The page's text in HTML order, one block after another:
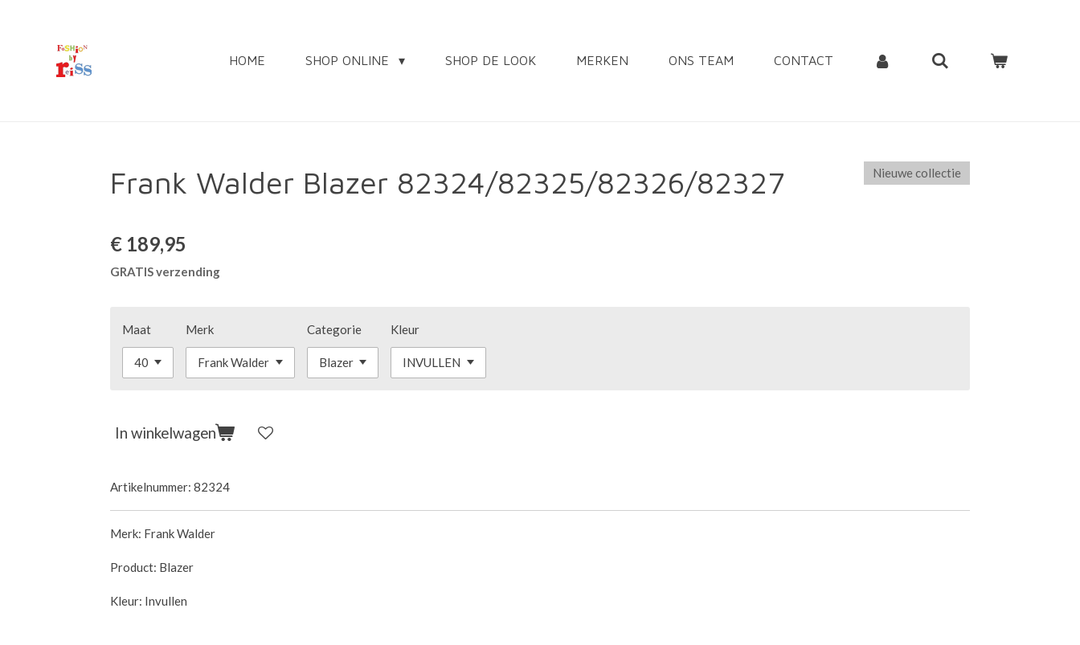
HOME SHOP ONLINE SHOP DE LOOK MERKEN ONS TEAM CONTACT
Frank Walder Blazer 82324/82325/82326/82327 Nieuwe collectie
€ 189,95
GRATIS verzending
Maat Merk Categorie Kleur
In winkelwagen
Artikelnummer: 82324
Merk: Frank Walder
Product: Blazer
Kleur: Invullen